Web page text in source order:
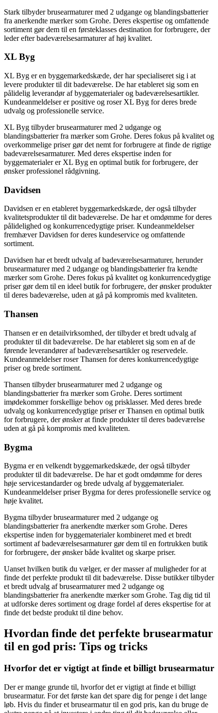
Stark tilbyder brusearmaturer med 2 udgange og blandingsbatterier
fra anerkendte mærker som Grohe. Deres ekspertise og omfattende
sortiment gør dem til en førsteklasses destination for forbrugere, der
leder efter badeværelsesarmaturer af høj kvalitet.
XL Byg
XL Byg er en byggemarkedskæde, der har specialiseret sig i at
levere produkter til dit badeværelse. De har etableret sig som en
pålidelig leverandør af byggematerialer og badeværelsesartikler.
Kundeanmeldelser er positive og roser XL Byg for deres brede
udvalg og professionelle service.
XL Byg tilbyder brusearmaturer med 2 udgange og
blandingsbatterier fra mærker som Grohe. Deres fokus på kvalitet og
overkommelige priser gør det nemt for forbrugere at finde de rigtige
badeværelsesarmaturer. Med deres ekspertise inden for
byggematerialer er XL Byg en optimal butik for forbrugere, der
ønsker professionel rådgivning.
Davidsen
Davidsen er en etableret byggemarkedskæde, der også tilbyder
kvalitetsprodukter til dit badeværelse. De har et omdømme for deres
pålidelighed og konkurrencedygtige priser. Kundeanmeldelser
fremhæver Davidsen for deres kundeservice og omfattende
sortiment.
Davidsen har et bredt udvalg af badeværelsesarmaturer, herunder
brusearmaturer med 2 udgange og blandingsbatterier fra kendte
mærker som Grohe. Deres fokus på kvalitet og konkurrencedygtige
priser gør dem til en ideel butik for forbrugere, der ønsker produkter
til deres badeværelse, uden at gå på kompromis med kvaliteten.
Thansen
Thansen er en detailvirksomhed, der tilbyder et bredt udvalg af
produkter til dit badeværelse. De har etableret sig som en af de
førende leverandører af badeværelsesartikler og reservedele.
Kundeanmeldelser roser Thansen for deres konkurrencedygtige
priser og brede sortiment.
Thansen tilbyder brusearmaturer med 2 udgange og
blandingsbatterier fra mærker som Grohe. Deres sortiment
imødekommer forskellige behov og prisklasser. Med deres brede
udvalg og konkurrencedygtige priser er Thansen en optimal butik
for forbrugere, der ønsker at finde produkter til deres badeværelse
uden at gå på kompromis med kvaliteten.
Bygma
Bygma er en velkendt byggemarkedskæde, der også tilbyder
produkter til dit badeværelse. De har et godt omdømme for deres
høje servicestandarder og brede udvalg af byggematerialer.
Kundeanmeldelser priser Bygma for deres professionelle service og
høje kvalitet.
Bygma tilbyder brusearmaturer med 2 udgange og
blandingsbatterier fra anerkendte mærker som Grohe. Deres
ekspertise inden for byggematerialer kombineret med et bredt
sortiment af badeværelsesarmaturer gør dem til en fortrukken butik
for forbrugere, der ønsker både kvalitet og skarpe priser.
Uanset hvilken butik du vælger, er der masser af muligheder for at
finde det perfekte produkt til dit badeværelse. Disse butikker tilbyder
et bredt udvalg af brusearmaturer med 2 udgange og
blandingsbatterier fra anerkendte mærker som Grohe. Tag dig tid til
at udforske deres sortiment og drage fordel af deres ekspertise for at
finde det bedste produkt til dine behov.
Hvordan finde det perfekte brusearmatur
til en god pris: Tips og tricks
Hvorfor det er vigtigt at finde et billigt brusearmatur
Der er mange grunde til, hvorfor det er vigtigt at finde et billigt
brusearmatur. For det første kan det spare dig for penge i det lange
løb. Hvis du finder et brusearmatur til en god pris, kan du bruge de